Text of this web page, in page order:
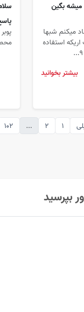
بگین
میکنم شبها
استفاده
بیشتر بخوانید
1
2
...
102
بپرسید